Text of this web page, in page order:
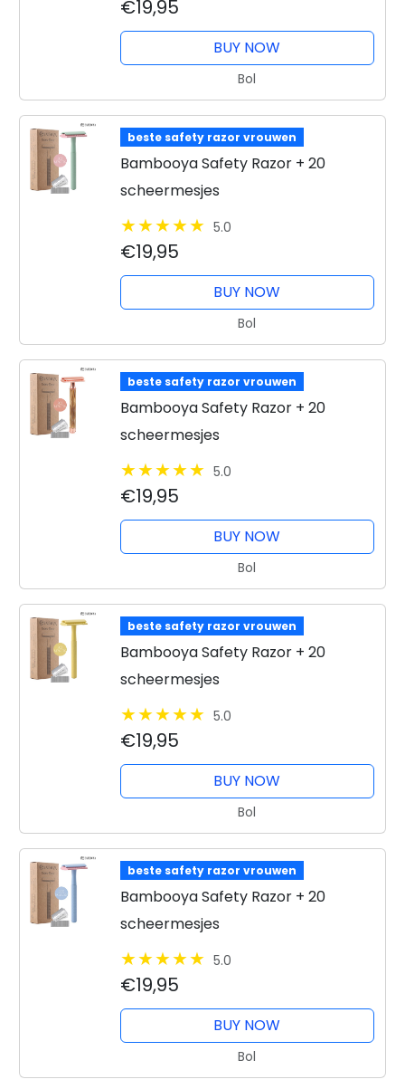
€19,95
BUY NOW
Bol
beste safety razor vrouwen
Bambooya Safety Razor + 20
scheermesjes
5.0
€19,95
BUY NOW
Bol
beste safety razor vrouwen
Bambooya Safety Razor + 20
scheermesjes
5.0
€19,95
BUY NOW
Bol
beste safety razor vrouwen
Bambooya Safety Razor + 20
scheermesjes
5.0
€19,95
BUY NOW
Bol
beste safety razor vrouwen
Bambooya Safety Razor + 20
scheermesjes
5.0
€19,95
BUY NOW
Bol